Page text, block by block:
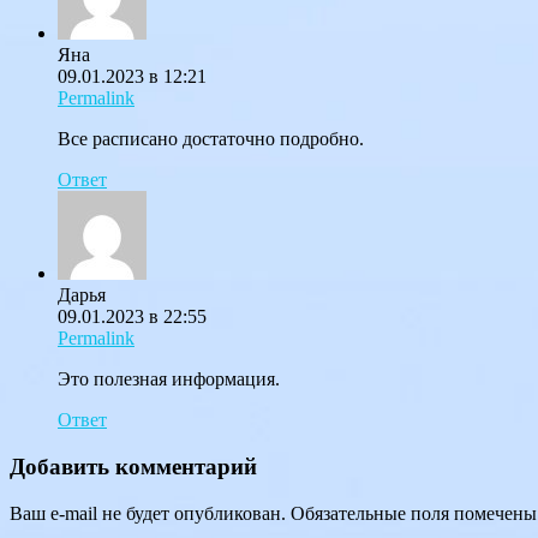
Яна
09.01.2023 в 12:21
Permalink
Все расписано достаточно подробно.
Ответ
Дарья
09.01.2023 в 22:55
Permalink
Это полезная информация.
Ответ
Добавить комментарий
Ваш e-mail не будет опубликован. Обязательные поля